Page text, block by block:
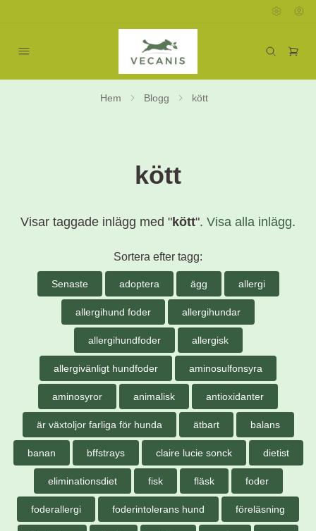
Hem Blogg kött
kött
Visar taggade inlägg med "kött". Visa alla inlägg.
Sortera efter tagg:
Senaste adoptera ägg allergi
allergihund foder allergihundar
allergihundfoder allergisk
allergivänligt hundfoder aminosulfonsyra
aminosyror animalisk antioxidanter
är växtoljor farliga för hunda ätbart balans
banan bffstrays claire lucie sonck dietist
eliminationsdiet fisk fläsk foder
foderallergi foderintolerans hund föreläsning